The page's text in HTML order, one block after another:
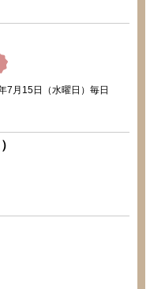
7月15日（水曜日）毎日